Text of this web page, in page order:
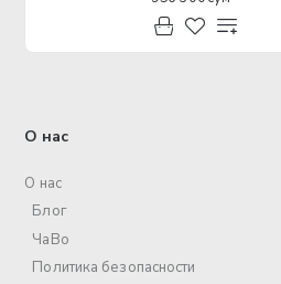
О нас
О нас
Блог
ЧаВо
Политика безопасности